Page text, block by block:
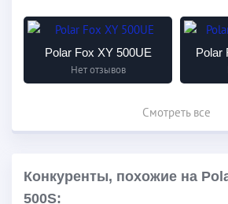
Polar Fox XY 500UE
Нет отзывов
Polar
Смотреть все
Конкуренты, похожие на
500S: